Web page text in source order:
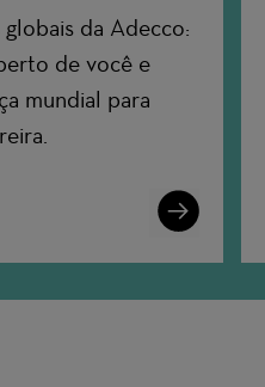
da Adecco:
de você e
mundial para
Learn
More